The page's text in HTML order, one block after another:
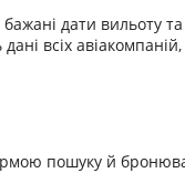
дати вильоту та
всіх
пошуку й